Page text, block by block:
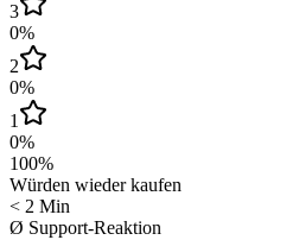
3
0%
2
0%
1
0%
100%
Würden wieder kaufen
< 2 Min
Ø Support-Reaktion